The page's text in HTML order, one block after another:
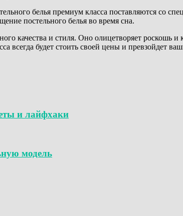
белья премиум класса поставляются со
постельного белья во время сна.
качества и стиля. Оно олицетворяет роскошь
всегда будет стоить своей цены и превзойдет
и лайфхаки
модель